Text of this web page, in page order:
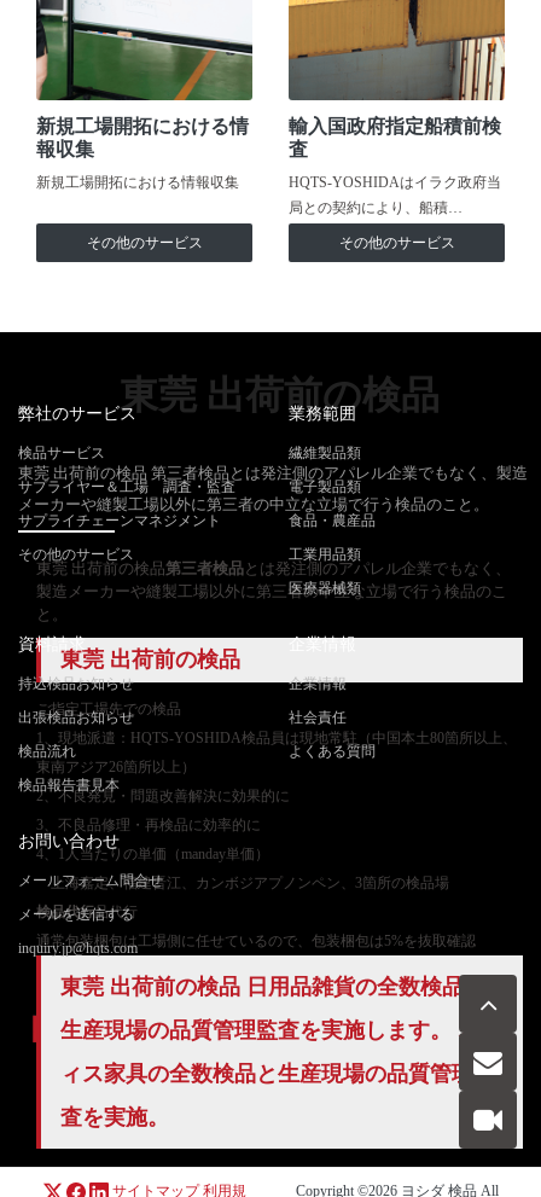
新規工場開拓における情
報収集
新規工場開拓における情報収集
その他のサービス
輸入国政府指定船積前検
査
HQTS-YOSHIDAはイラク政府当
局との契約により、船積…
その他のサービス
東莞 出荷前の検品
東莞 出荷前の検品 第三者検品とは発注側のアパレル企業でもなく、製造
メーカーや縫製工場以外に第三者の中立な立場で行う検品のこと。
東莞 出荷前の検品第三者検品とは発注側のアパレル企業でもなく、
製造メーカーや縫製工場以外に第三者の中立な立場で行う検品のこ
と。
東莞 出荷前の検品
ご指定工場先での検品
1、現地派遣：HQTS-YOSHIDA検品員は現地常駐（中国本土80箇所以上、
東南アジア26箇所以上）
2、不良発見・問題改善解決に効果的に
3、不良品修理・再検品に効率的に
4、1人当たりの単価（manday単価）
上海嘉定、福建晋江、カンボジアプノンペン、3箇所の検品場
検品代行品代行
通常包装梱包は工場側に任せているので、包装梱包は5%を抜取確認
東莞 出荷前の検品 日用品雑貨の全数検品
生産現場の品質管理監査を実施します。 オフ
ィス家具の全数検品と生産現場の品質管理監
査を実施。
弊社のサービス
検品サービス
サプライヤー＆工場 調査・監査
サプライチェーンマネジメント
その他のサービス
業務範囲
繊維製品類
電子製品類
食品・農産品
工業用品類
医療器械類
資料請求
持込検品お知らせ
出張検品お知らせ
検品流れ
検品報告書見本
企業情報
企業情報
社会責任
よくある質問
お問い合わせ
メールフォーム問合せ
メールを送信する
inquiry.jp@hqts.com
050-5840-2657
サイトマップ 利用規 Copyright ©2026 ヨシダ 検品 All